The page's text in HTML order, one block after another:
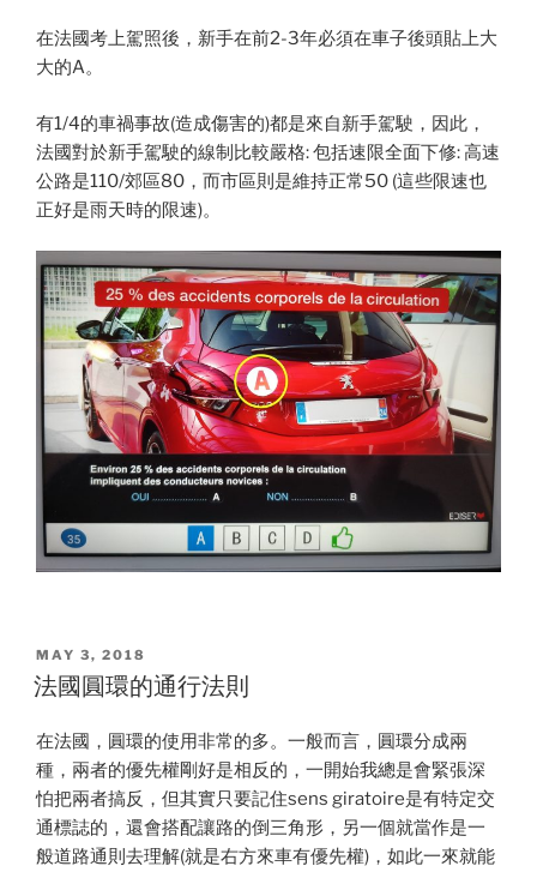
性
交
通
標
誌”
在法國考上駕照後，新手在前2-3年必須在車子後頭貼上大
大的A。
有1/4的車禍事故(造成傷害的)都是來自新手駕駛，因此，
法國對於新手駕駛的線制比較嚴格: 包括速限全面下修: 高速
公路是110/郊區80，而市區則是維持正常50 (這些限速也
正好是雨天時的限速)。
POSTED
ON
MAY 3, 2018
法國圓環的通行法則
在法國，圓環的使用非常的多。一般而言，圓環分成兩
種，兩者的優先權剛好是相反的，一開始我總是會緊張深
怕把兩者搞反，但其實只要記住sens giratoire是有特定交
通標誌的，還會搭配讓路的倒三角形，另一個就當作是一
般道路通則去理解(就是右方來車有優先權)，如此一來就能